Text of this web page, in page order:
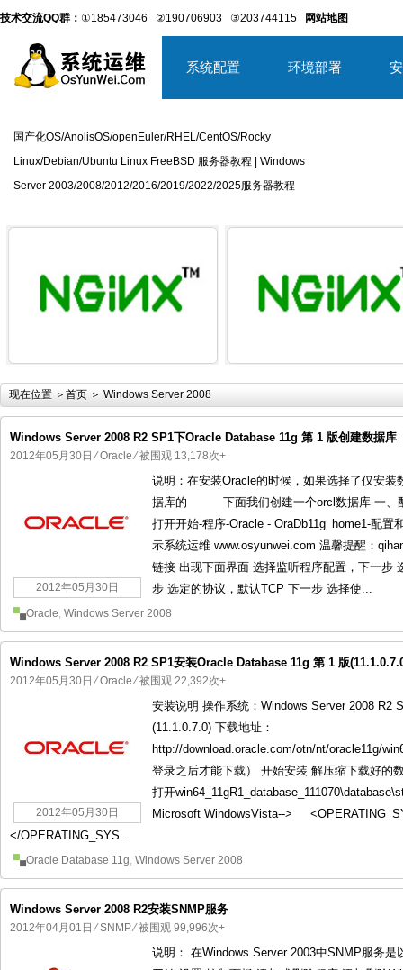
技术交流QQ群： ①185473046 ②190706903 ③203744115 网站地图
系统配置 环境部署
国产化OS/AnolisOS/openEuler/RHEL/CentOS/Rocky
Linux/Debian/Ubuntu Linux FreeBSD 服务器教程 | Windows
Server 2003/2008/2012/2016/2019/2022/2025服务器教程
现在位置 ＞ 首页 ＞ Windows Server 2008
Windows Server 2008 R2 SP1下Oracle Database 11g 第 1 版创建数据库
2012年05月30日 ⁄Oracle⁄ 被围观 13,178次+
2012年05月30日
说明：在安装Oracle的时候，如果选择了仅安
据库的 下面我们创建一个orcl数据库 一、配
打开开始-程序-Oracle - OraDb11g_home1-配
示系统运维 www.osyunwei.com 温馨提醒：
链接 出现下面界面 选择监听程序配置，下一步
步 选定的协议，默认TCP 下一步 选择使...
Oracle, Windows Server 2008
Windows Server 2008 R2 SP1安装Oracle Database 11g 第 1 版
2012年05月30日 ⁄Oracle⁄ 被围观 22,392次+
2012年05月30日
安装说明 操作系统：Windows Server 2008 R2
(11.1.0.7.0) 下载地址：
http://download.oracle.com/otn/nt/oracle11g/
登录之后才能下载） 开始安装 解压缩下载好的
打开
Microsoft WindowsVista-->
</OPERATING_SYS...
Oracle Database 11g, Windows Server 2008
Windows Server 2008 R2安装SNMP服务
2012年04月01日 ⁄SNMP⁄ 被围观 99,996次+
说明： 在Windows Server 2003中SNMP服务